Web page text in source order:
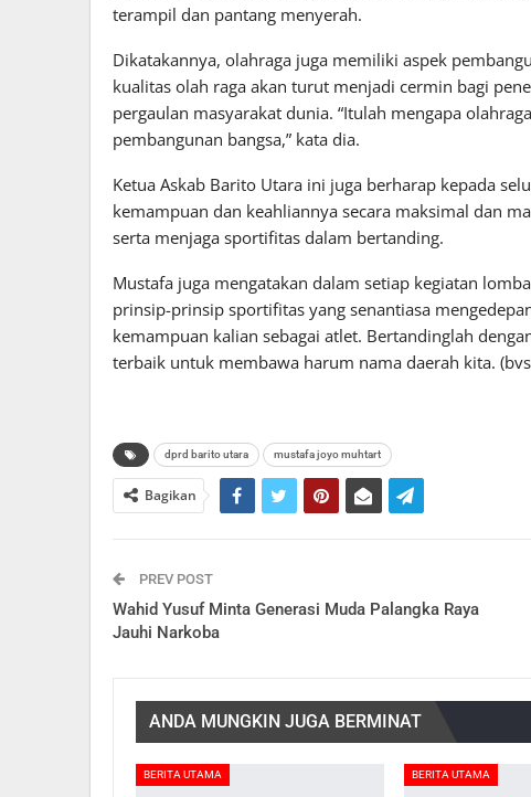
terampil dan pantang menyerah.
Dikatakannya, olahraga juga memiliki aspek
kualitas olah raga akan turut menjadi cermin bagi
pergaulan masyarakat dunia. “Itulah mengapa
pembangunan bangsa,” kata dia.
Ketua Askab Barito Utara ini juga berharap kepada
kemampuan dan keahliannya secara maksimal dan
serta menjaga sportifitas dalam bertanding.
Mustafa juga mengatakan dalam setiap kegiatan
prinsip-prinsip sportifitas yang senantiasa
kemampuan kalian sebagai atlet. Bertandinglah
terbaik untuk membawa harum nama daerah kita.
dprd barito utara mustafa joyo muhtart
Bagikan
PREV POST
Wahid Yusuf Minta Generasi Muda Palangka Raya
Jauhi Narkoba
ANDA MUNGKIN JUGA BERMINAT
BERITA UTAMA BERITA UTAMA